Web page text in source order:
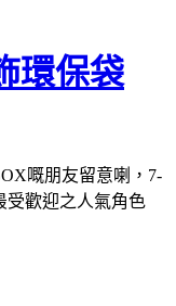
環保袋
嘅朋友留意喇，7-
受歡迎之人氣角色